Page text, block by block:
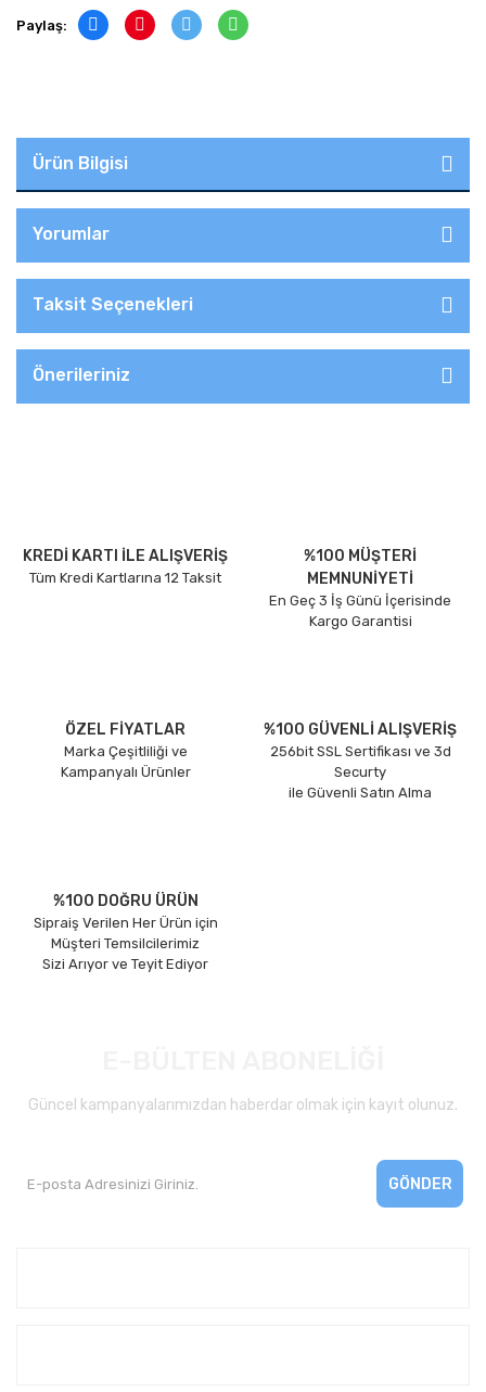
Paylaş:
Ürün Bilgisi
Yorumlar
Taksit Seçenekleri
Önerileriniz
KREDİ KARTI İLE ALIŞVERİŞ
Tüm Kredi Kartlarına 12 Taksit
%100 MÜŞTERİ
MEMNUNİYETİ
En Geç 3 İş Günü İçerisinde
Kargo Garantisi
ÖZEL FİYATLAR
Marka Çeşitliliği ve
Kampanyalı Ürünler
%100 GÜVENLİ ALIŞVERİŞ
256bit SSL Sertifikası ve 3d
Securty
ile Güvenli Satın Alma
%100 DOĞRU ÜRÜN
Sipraiş Verilen Her Ürün için
Müşteri Temsilcilerimiz
Sizi Arıyor ve Teyit Ediyor
Güncel kampanyalarımızdan haberdar olmak için kayıt olunuz.
GÖNDER